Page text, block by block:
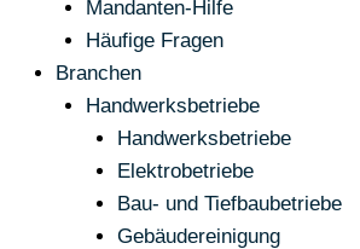
Mandanten-Hilfe
Häufige Fragen
Branchen
Handwerksbetriebe
Handwerksbetriebe
Elektrobetriebe
Bau- und Tiefbaubetriebe
Gebäudereinigung